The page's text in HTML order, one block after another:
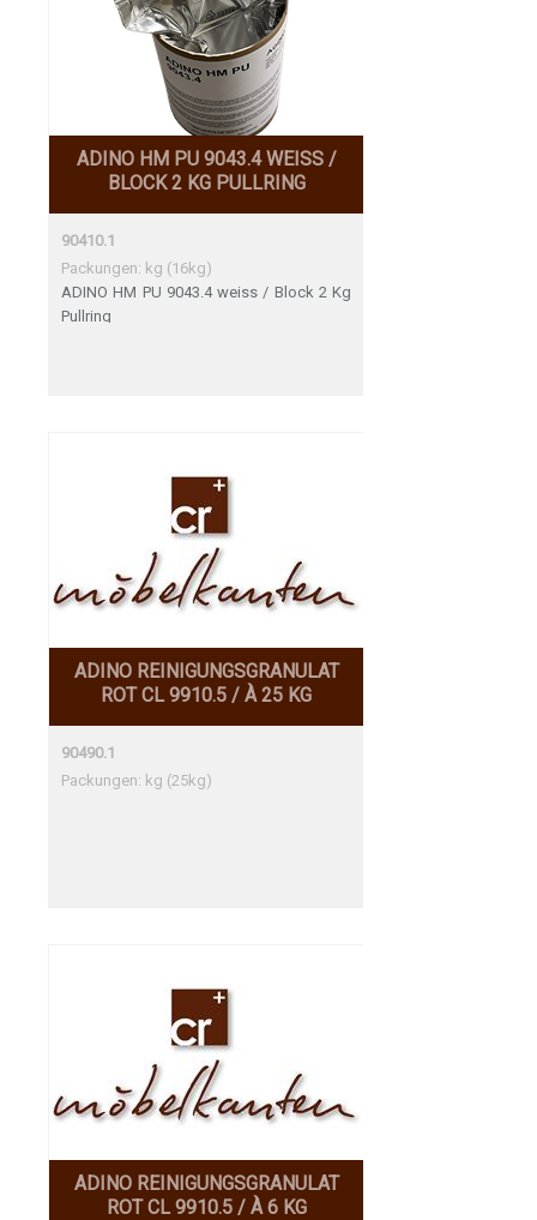
ADINO HM PU 9043.4 WEISS /
BLOCK 2 KG PULLRING
90410.1
Packungen: kg (16kg)
ADINO HM PU 9043.4 weiss / Block 2 Kg
Pullring
ADINO REINIGUNGSGRANULAT
ROT CL 9910.5 / À 25 KG
90490.1
Packungen: kg (25kg)
ADINO REINIGUNGSGRANULAT
ROT CL 9910.5 / À 6 KG